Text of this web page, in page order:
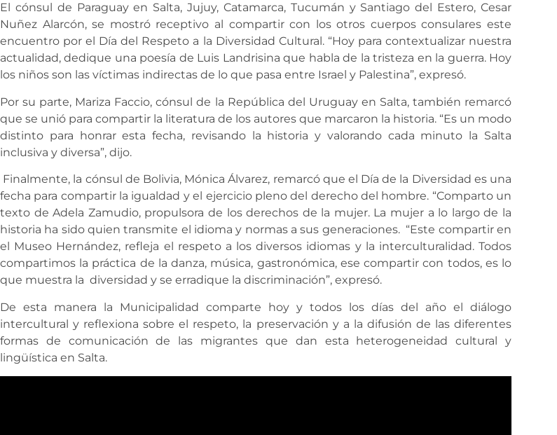
El cónsul de Paraguay en Salta, Jujuy, Catamarca, Tucumán y Santiago del Estero, Cesar
Nuñez Alarcón, se mostró receptivo al compartir con los otros cuerpos consulares este
encuentro por el Día del Respeto a la Diversidad Cultural. “Hoy para contextualizar nuestra
actualidad, dedique una poesía de Luis Landrisina que habla de la tristeza en la guerra. Hoy
los niños son las víctimas indirectas de lo que pasa entre Israel y Palestina”, expresó.
Por su parte, Mariza Faccio, cónsul de la República del Uruguay en Salta, también remarcó
que se unió para compartir la literatura de los autores que marcaron la historia. “Es un modo
distinto para honrar esta fecha, revisando la historia y valorando cada minuto la Salta
inclusiva y diversa”, dijo.
Finalmente, la cónsul de Bolivia, Mónica Álvarez, remarcó que el Día de la Diversidad es una
fecha para compartir la igualdad y el ejercicio pleno del derecho del hombre. “Comparto un
texto de Adela Zamudio, propulsora de los derechos de la mujer. La mujer a lo largo de la
historia ha sido quien transmite el idioma y normas a sus generaciones. “Este compartir en
el Museo Hernández, refleja el respeto a los diversos idiomas y la interculturalidad. Todos
compartimos la práctica de la danza, música, gastronómica, ese compartir con todos, es lo
que muestra la diversidad y se erradique la discriminación”, expresó.
De esta manera la Municipalidad comparte hoy y todos los días del año el diálogo
intercultural y reflexiona sobre el respeto, la preservación y a la difusión de las diferentes
formas de comunicación de las migrantes que dan esta heterogeneidad cultural y
lingüística en Salta.